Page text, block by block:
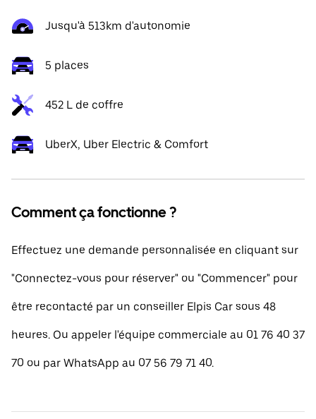
Jusqu'à 513km d'autonomie
5 places
452 L de coffre
UberX, Uber Electric & Comfort
Comment ça fonctionne ?
Effectuez une demande personnalisée en cliquant sur
"Connectez-vous pour réserver" ou "Commencer" pour
être recontacté par un conseiller Elpis Car sous 48
heures. Ou appeler l'équipe commerciale au 01 76 40 37
70 ou par WhatsApp au 07 56 79 71 40.